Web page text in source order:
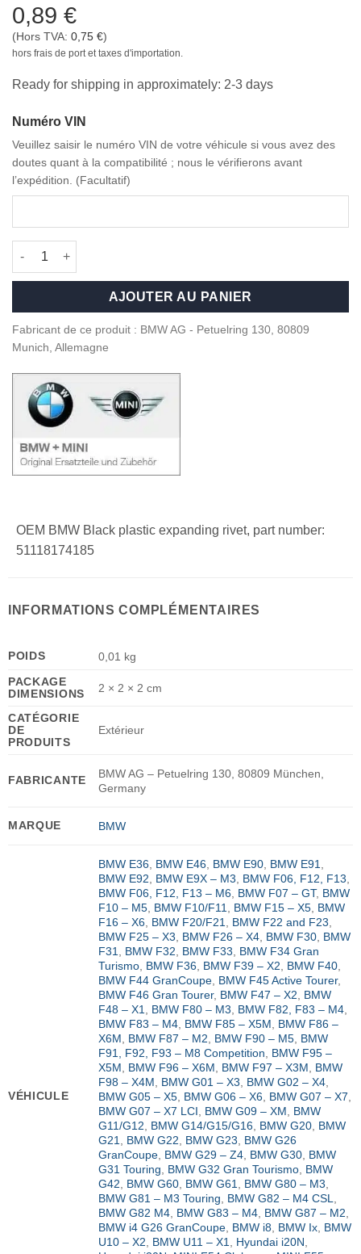
0,89 €
(Hors TVA: 0,75 €)
hors frais de port et taxes d'importation.
Ready for shipping in approximately: 2-3 days
Numéro VIN
Veuillez saisir le numéro VIN de votre véhicule si vous avez des
doutes quant à la compatibilité ; nous le vérifierons avant
l’expédition. (Facultatif)
quantité de OEM BMW Expanding black rivet - 51118174185
AJOUTER AU PANIER
Fabricant de ce produit : BMW AG - Petuelring 130, 80809
Munich, Allemagne
OEM BMW Black plastic expanding rivet, part number:
51118174185
INFORMATIONS COMPLÉMENTAIRES
POIDS
0,01 kg
PACKAGE
DIMENSIONS
2 × 2 × 2 cm
CATÉGORIE
DE
PRODUITS
Extérieur
FABRICANTE
BMW AG – Petuelring 130, 80809 München,
Germany
MARQUE BMW
VÉHICULE
BMW E36, BMW E46, BMW E90, BMW E91
BMW E92
BMW E9X – M3 BMW F06, F12, F13
BMW F06, F12, F13 – M6, BMW F07 – GT, BMW
F10 – M5, BMW F10/F11 BMW F15 – X5, BMW
F16 – X6, BMW F20/F21 BMW F22 and F23
BMW F25 – X3
BMW F26 – X4, BMW F30, BMW
F31
BMW F32 BMW F33
BMW F34 Gran
Turismo, BMW F36, BMW F39 – X2 BMW F40,
BMW F44 GranCoupe, BMW F45 Active Tourer,
BMW F46 Gran Tourer, BMW F47 – X2
BMW
F48 – X1
BMW F80 – M3 BMW F82, F83 – M4,
BMW F83 – M4, BMW F85 – X5M
BMW F86 –
X6M
BMW F87 – M2 BMW F90 – M5, BMW
F91, F92, F93 – M8 Competition
BMW F95 –
X5M
BMW F96 – X6M BMW F97 – X3M
BMW
F98 – X4M
BMW G01 – X3 BMW G02 – X4,
BMW G05 – X5, BMW G06 – X6, BMW G07 – X7
BMW G07 – X7 LCI
BMW G09 – XM
BMW
G11/G12
BMW G14/G15/G16, BMW G20, BMW
G21
BMW G22 BMW G23
BMW G26
GranCoupe, BMW G29 – Z4, BMW G30, BMW
G31 Touring
BMW G32 Gran Tourismo, BMW
G42
BMW G60, BMW G61 BMW G80 – M3
BMW G81 – M3 Touring
BMW G82 – M4 CSL
BMW G82 M4, BMW G83 – M4, BMW G87 – M2
BMW i4 G26 GranCoupe, BMW i8 BMW Ix, BMW
U10 – X2
BMW U11 – X1 Hyundai i20N